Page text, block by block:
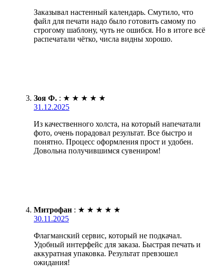
Заказывал настенный календарь. Смутило, что
файл для печати надо было готовить самому по
строгому шаблону, чуть не ошибся. Но в итоге всё
распечатали чётко, числа видны хорошо.
Зоя Ф. : ★ ★ ★ ★ ★
31.12.2025
Из качественного холста, на который напечатали
фото, очень порадовал результат. Все быстро и
понятно. Процесс оформления прост и удобен.
Довольна получившимся сувениром!
Митрофан : ★ ★ ★ ★ ★
30.11.2025
Флагманский сервис, который не подкачал.
Удобный интерфейс для заказа. Быстрая печать и
аккуратная упаковка. Результат превзошел
ожидания!